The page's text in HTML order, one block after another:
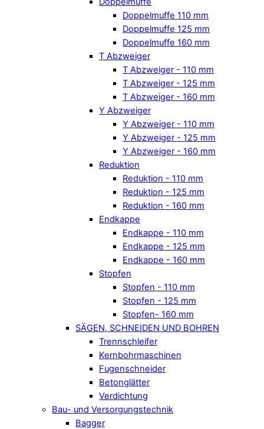
Doppelmuffe 110 mm
Doppelmuffe 125 mm
Doppelmuffe 160 mm
T Abzweiger
T Abzweiger - 110 mm
T Abzweiger - 125 mm
T Abzweiger - 160 mm
Y Abzweiger
Y Abzweiger - 110 mm
Y Abzweiger - 125 mm
Y Abzweiger - 160 mm
Reduktion
Reduktion - 110 mm
Reduktion - 125 mm
Reduktion - 160 mm
Endkappe
Endkappe - 110 mm
Endkappe - 125 mm
Endkappe - 160 mm
Stopfen
Stopfen - 110 mm
Stopfen - 125 mm
Stopfen- 160 mm
SÄGEN, SCHNEIDEN UND BOHREN
Trennschleifer
Kernbohrmaschinen
Fugenschneider
Betonglätter
Verdichtung
Bau- und Versorgungstechnik
Bagger